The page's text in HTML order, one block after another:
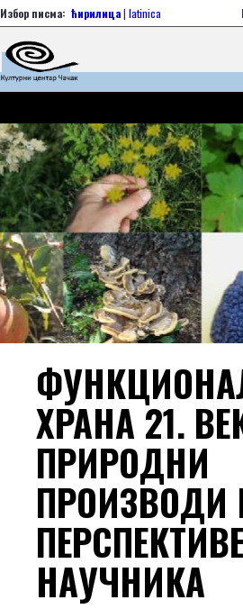
Избор писма: ћирилица| latinica
ХРАНА 21.
ПРИРОДНИ
ПРОИЗВОДИ
НАУЧНИКА